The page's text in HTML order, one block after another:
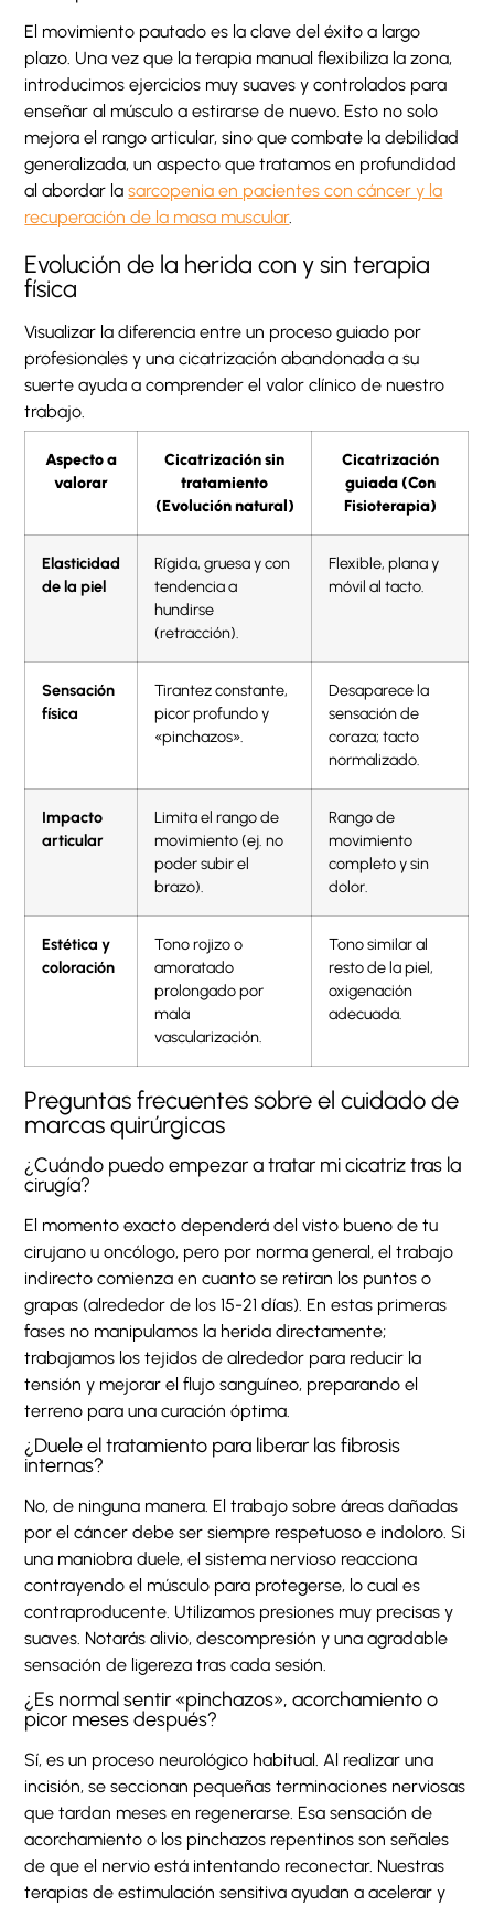
El movimiento pautado es la clave del éxito a largo
plazo. Una vez que la terapia manual flexibiliza la zona,
introducimos ejercicios muy suaves y controlados para
enseñar al músculo a estirarse de nuevo. Esto no solo
mejora el rango articular, sino que combate la debilidad
generalizada, un aspecto que tratamos en profundidad
al abordar lasarcopenia en pacientes con cáncer y la
recuperación de la masa muscular.
Evolución de la herida con y sin terapia
física
Visualizar la diferencia entre un proceso guiado por
profesionales y una cicatrización abandonada a su
suerte ayuda a comprender el valor clínico de nuestro
trabajo.
Aspecto a
valorar
Cicatrización sin
tratamiento
(Evolución natural)
Cicatrización
guiada (Con
Fisioterapia)
Elasticidad
de la piel
Rígida, gruesa y con
tendencia a
hundirse
(retracción).
Flexible, plana y
móvil al tacto.
Sensación
física
Tirantez constante,
picor profundo y
«pinchazos».
Desaparece la
sensación de
coraza; tacto
normalizado.
Impacto
articular
Limita el rango de
movimiento (ej. no
poder subir el
brazo).
Rango de
movimiento
completo y sin
dolor.
Estética y
coloración
Tono rojizo o
amoratado
prolongado por
mala
vascularización.
Tono similar al
resto de la piel,
oxigenación
adecuada.
Preguntas frecuentes sobre el cuidado de
marcas quirúrgicas
¿Cuándo puedo empezar a tratar mi cicatriz tras la
cirugía?
El momento exacto dependerá del visto bueno de tu
cirujano u oncólogo, pero por norma general, el trabajo
indirecto comienza en cuanto se retiran los puntos o
grapas (alrededor de los 15-21 días). En estas primeras
fases no manipulamos la herida directamente;
trabajamos los tejidos de alrededor para reducir la
tensión y mejorar el flujo sanguíneo, preparando el
terreno para una curación óptima.
¿Duele el tratamiento para liberar las fibrosis
internas?
No, de ninguna manera. El trabajo sobre áreas dañadas
por el cáncer debe ser siempre respetuoso e indoloro. Si
una maniobra duele, el sistema nervioso reacciona
contrayendo el músculo para protegerse, lo cual es
contraproducente. Utilizamos presiones muy precisas y
suaves. Notarás alivio, descompresión y una agradable
sensación de ligereza tras cada sesión.
¿Es normal sentir «pinchazos», acorchamiento o
picor meses después?
Sí, es un proceso neurológico habitual. Al realizar una
incisión, se seccionan pequeñas terminaciones nerviosas
que tardan meses en regenerarse. Esa sensación de
acorchamiento o los pinchazos repentinos son señales
de que el nervio está intentando reconectar. Nuestras
terapias de estimulación sensitiva ayudan a acelerar y